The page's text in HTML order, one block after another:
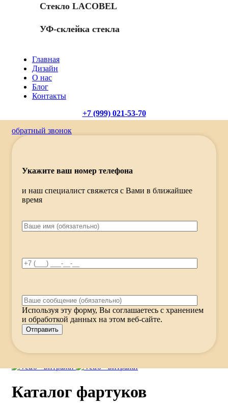
Стекло LACOBEL
УФ-склейка стекла
Главная
Дизайн
О нас
Блог
Контакты
+7 (999) 021-53-70
обратный звонок
Укажите ваш номер телефона
и наш специалист свяжется с Вами в ближайшее
время
Используя эту форму, Вы соглашаетесь с хранением
и обработкой данных на этом веб-сайте.
Каталог фартуков